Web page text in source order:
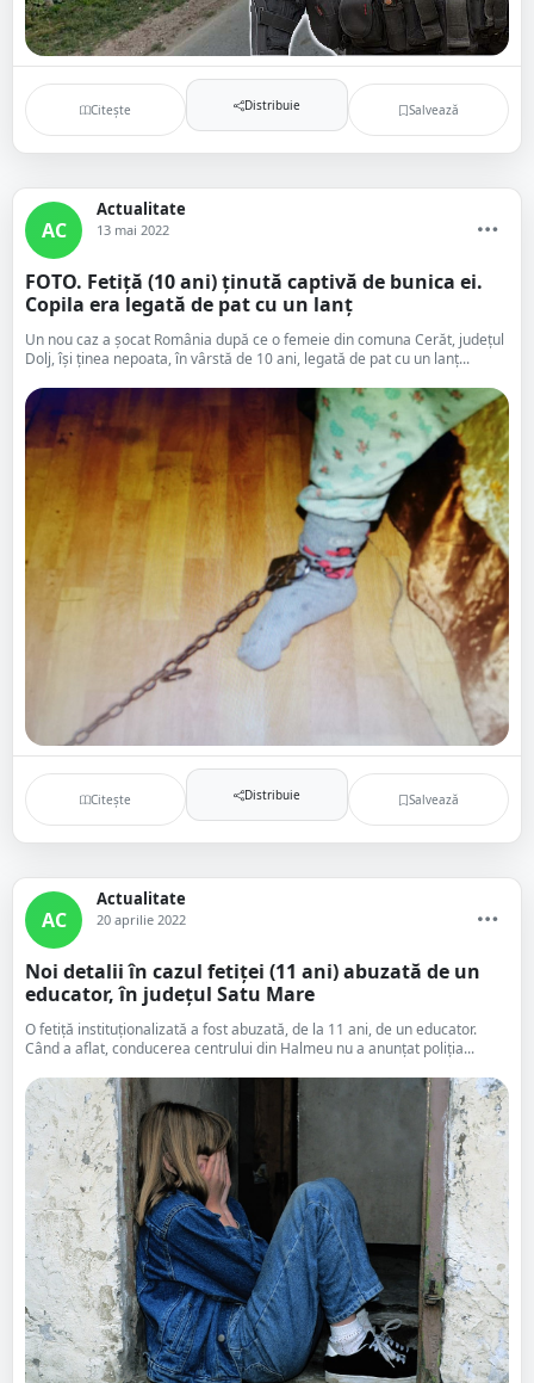
Citește Distribuie Salvează
AC
Actualitate
13 mai 2022
FOTO. Fetiţă (10 ani) ținută captivă de bunica ei.
Copila era legată de pat cu un lanţ
Un nou caz a șocat România după ce o femeie din comuna Cerăt, județul
Dolj, își ținea nepoata, în vârstă de 10 ani, legată de pat cu un lanț...
Citește Distribuie Salvează
AC
Actualitate
20 aprilie 2022
Noi detalii în cazul fetiței (11 ani) abuzată de un
educator, în județul Satu Mare
O fetiţă instituţionalizată a fost abuzată, de la 11 ani, de un educator.
Când a aflat, conducerea centrului din Halmeu nu a anunţat poliţia...